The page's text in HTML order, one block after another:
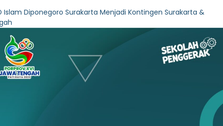
Islam Diponegoro Surakarta Menjadi Kontingen Surakarta &